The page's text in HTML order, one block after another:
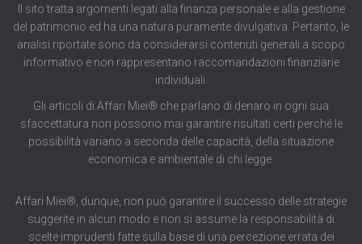
Il sito tratta argomenti legati alla finanza personale e alla gestione
del patrimonio ed ha una natura puramente divulgativa. Pertanto, le
analisi riportate sono da considerarsi contenuti generali a scopo
informativo e non rappresentano raccomandazioni finanziarie
individuali.
Gli articoli di Affari Miei® che parlano di denaro in ogni sua
sfaccettatura non possono mai garantire risultati certi perché le
possibilità variano a seconda delle capacità, della situazione
economica e ambientale di chi legge.
Affari Miei®, dunque, non può garantire il successo delle strategie
suggerite in alcun modo e non si assume la responsabilità di
scelte imprudenti fatte sulla base di una percezione errata dei